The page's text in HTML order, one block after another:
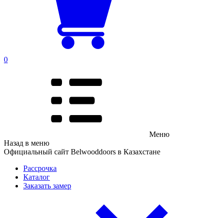
0
Меню
Назад в меню
Официальный сайт Belwooddoors в Казахстане
Рассрочка
Каталог
Заказать замер